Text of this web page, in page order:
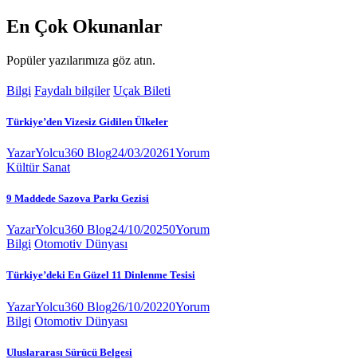
En Çok Okunanlar
Popüler yazılarımıza göz atın.
Bilgi Faydalı bilgiler Uçak Bileti
Türkiye’den Vizesiz Gidilen Ülkeler
YazarYolcu360 Blog24/03/20261Yorum
Kültür Sanat
9 Maddede Sazova Parkı Gezisi
YazarYolcu360 Blog24/10/20250Yorum
Bilgi Otomotiv Dünyası
Türkiye’deki En Güzel 11 Dinlenme Tesisi
YazarYolcu360 Blog26/10/20220Yorum
Bilgi Otomotiv Dünyası
Uluslararası Sürücü Belgesi